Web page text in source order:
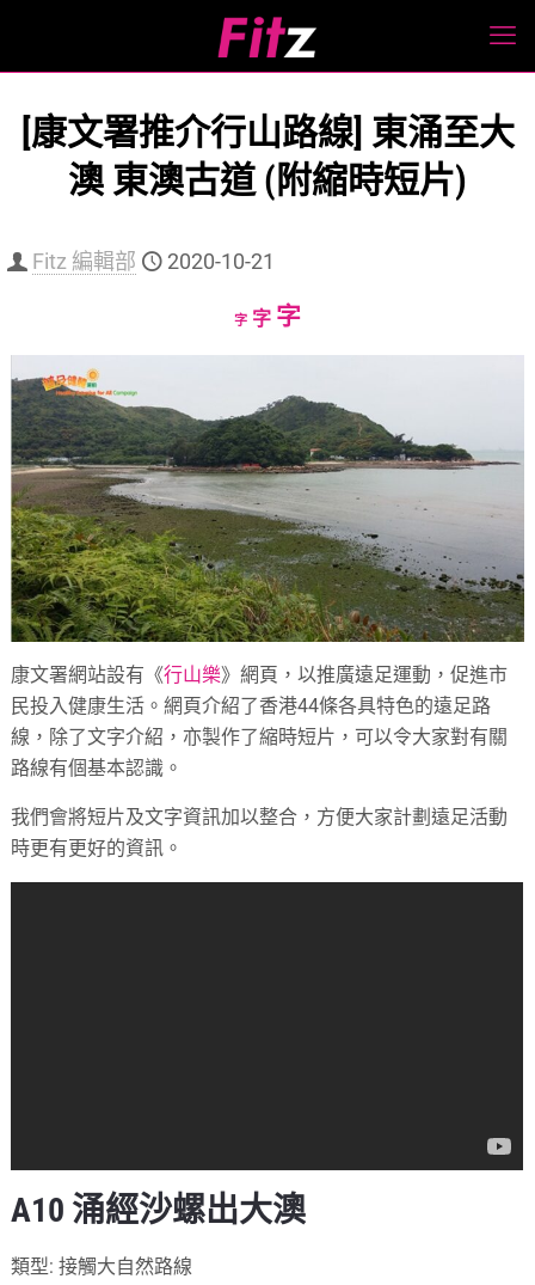
[康文署推介行山路線] 東涌至大
澳 東澳古道 (附縮時短片)
Fitz 編輯部 2020-10-21
字Decrease
字Reset
字Increase
康文署網站設有《行山樂》網頁，以推廣遠足運動，促進市
民投入健康生活。網頁介紹了香港44條各具特色的遠足路
線，除了文字介紹，亦製作了縮時短片，可以令大家對有關
路線有個基本認識。
我們會將短片及文字資訊加以整合，方便大家計劃遠足活動
時更有更好的資訊。
A10 涌經沙螺出大澳
類型: 接觸大自然路線